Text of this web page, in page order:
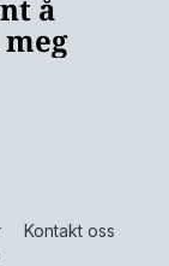
Kontakt oss